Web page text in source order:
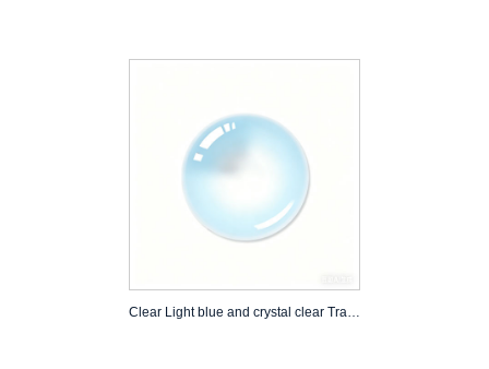
Clear Light blue and crystal clear Transparent contact lense